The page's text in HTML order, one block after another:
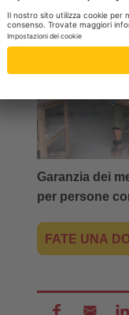
Garanzia dei
per persone
FATE UNA